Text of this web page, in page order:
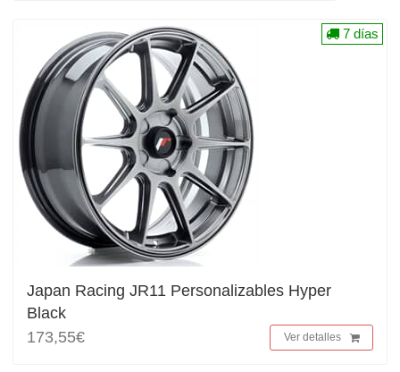
Japan Racing JR11 Personalizables Hyper
Black
173,55€
Ver detalles
7 días